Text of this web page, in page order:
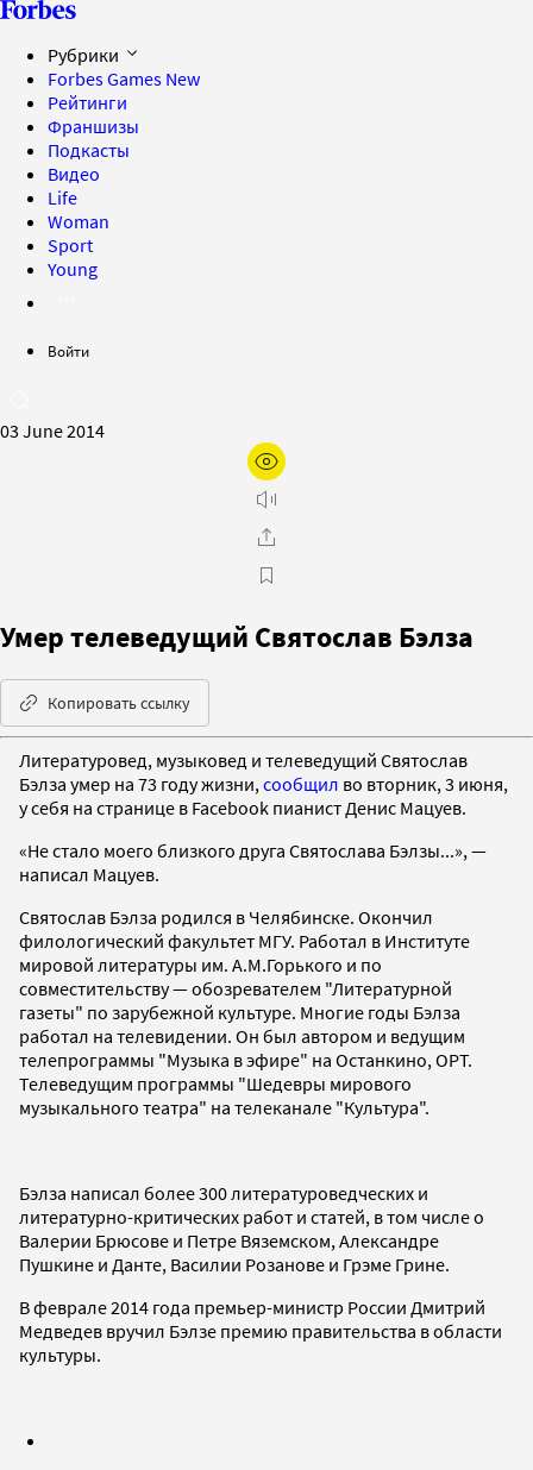
Рубрики
Forbes Games New
Рейтинги
Франшизы
Подкасты
Видео
Life
Woman
Sport
Young
Войти
03 June 2014
Умер телеведущий Святослав Бэлза
Копировать ссылку
Литературовед, музыковед и телеведущий Святослав
Бэлза умер на 73 году жизни, сообщил во вторник, 3 июня,
у себя на странице в Facebook пианист Денис Мацуев.
«Не стало моего близкого друга Святослава Бэлзы...», —
написал Мацуев.
Святослав Бэлза родился в Челябинске. Окончил
филологический факультет МГУ. Работал в Институте
мировой литературы им. А.М.Горького и по
совместительству — обозревателем "Литературной
газеты" по зарубежной культуре. Многие годы Бэлза
работал на телевидении. Он был автором и ведущим
телепрограммы "Музыка в эфире" на Останкино, ОРТ.
Телеведущим программы "Шедевры мирового
музыкального театра" на телеканале "Культура".
Бэлза написал более 300 литературоведческих и
литературно-критических работ и статей, в том числе о
Валерии Брюсове и Петре Вяземском, Александре
Пушкине и Данте, Василии Розанове и Грэме Грине.
В феврале 2014 года премьер-министр России Дмитрий
Медведев вручил Бэлзе премию правительства в области
культуры.